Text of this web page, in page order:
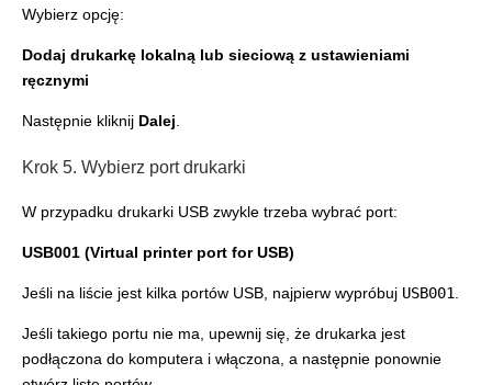
Wybierz opcję:
Dodaj drukarkę lokalną lub sieciową z ustawieniami
ręcznymi
Następnie kliknij Dalej.
Krok 5. Wybierz port drukarki
W przypadku drukarki USB zwykle trzeba wybrać port:
USB001 (Virtual printer port for USB)
Jeśli na liście jest kilka portów USB, najpierw wypróbuj USB001.
Jeśli takiego portu nie ma, upewnij się, że drukarka jest
podłączona do komputera i włączona, a następnie ponownie